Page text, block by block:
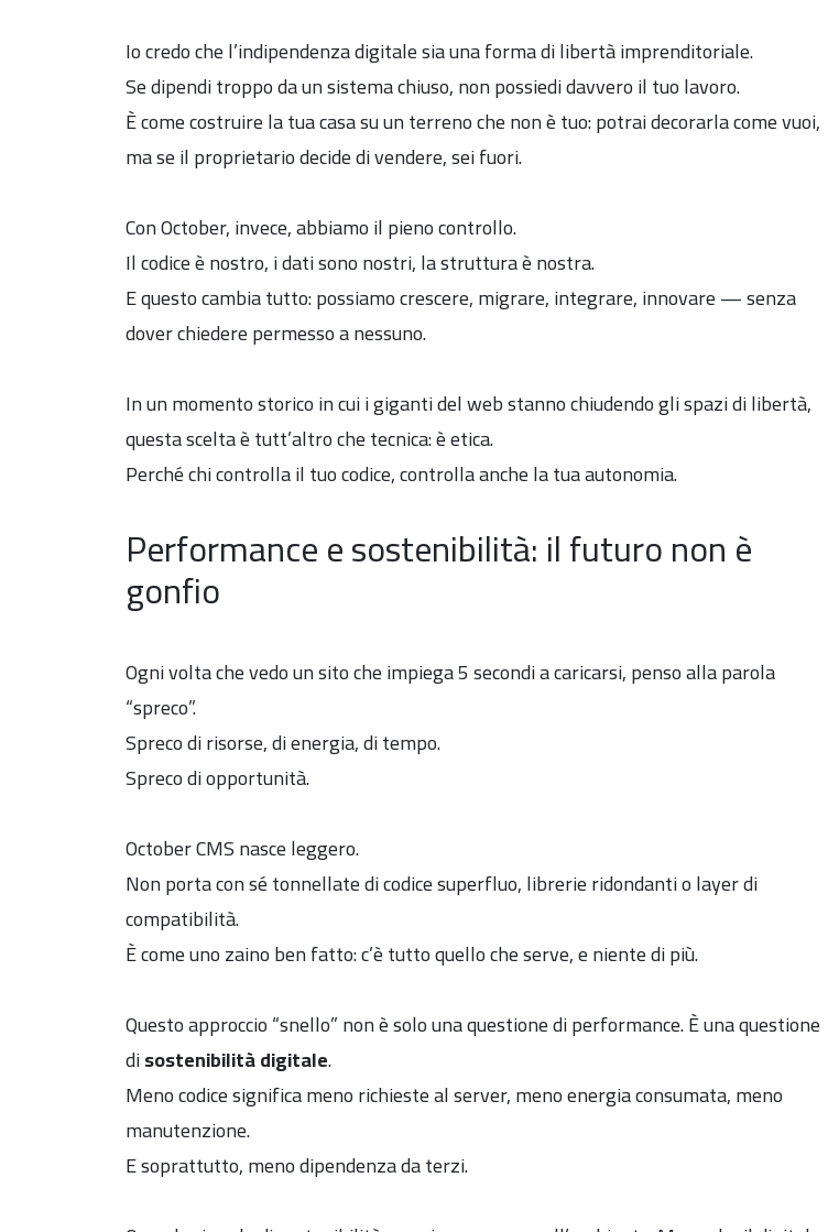
Io credo che l’indipendenza digitale sia una forma di libertà imprenditoriale.
Se dipendi troppo da un sistema chiuso, non possiedi davvero il tuo lavoro.
È come costruire la tua casa su un terreno che non è tuo: potrai decorarla come vuoi,
ma se il proprietario decide di vendere, sei fuori.
Con October, invece, abbiamo il pieno controllo.
Il codice è nostro, i dati sono nostri, la struttura è nostra.
E questo cambia tutto: possiamo crescere, migrare, integrare, innovare — senza
dover chiedere permesso a nessuno.
In un momento storico in cui i giganti del web stanno chiudendo gli spazi di libertà,
questa scelta è tutt’altro che tecnica: è etica.
Perché chi controlla il tuo codice, controlla anche la tua autonomia.
Performance e sostenibilità: il futuro non è
gonfio
Ogni volta che vedo un sito che impiega 5 secondi a caricarsi, penso alla parola
“spreco”.
Spreco di risorse, di energia, di tempo.
Spreco di opportunità.
October CMS nasce leggero.
Non porta con sé tonnellate di codice superfluo, librerie ridondanti o layer di
compatibilità.
È come uno zaino ben fatto: c’è tutto quello che serve, e niente di più.
Questo approccio “snello” non è solo una questione di performance. È una questione
disostenibilità digitale.
Meno codice significa meno richieste al server, meno energia consumata, meno
manutenzione.
E soprattutto, meno dipendenza da terzi.